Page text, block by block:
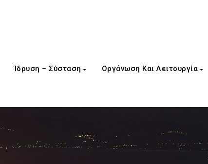
Ίδρυση – Σύσταση Οργάνωση Και Λειτουργία